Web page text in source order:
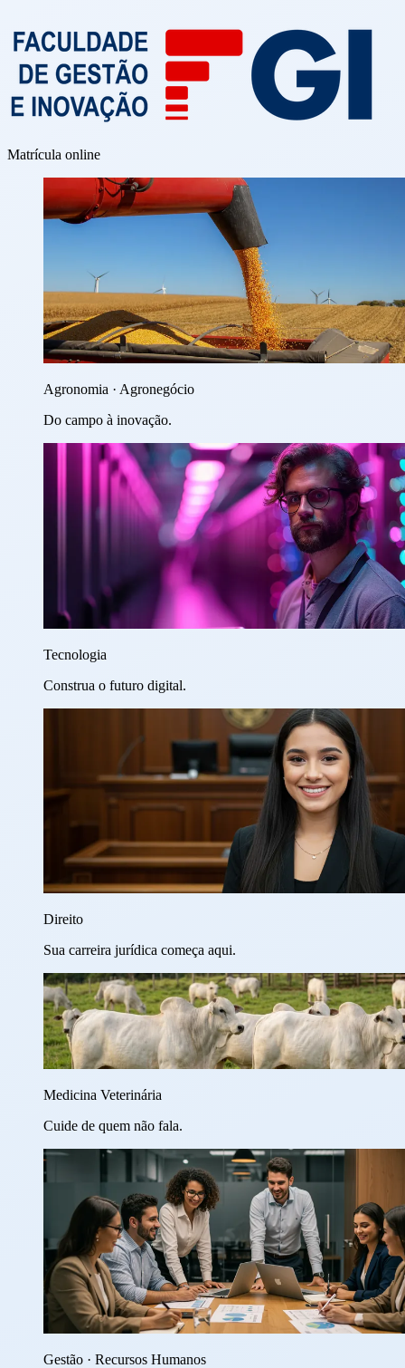
Matrícula online
Agronomia · Agronegócio
Do campo à inovação.
Tecnologia
Construa o futuro digital.
Direito
Sua carreira jurídica começa aqui.
Medicina Veterinária
Cuide de quem não fala.
Gestão · Recursos Humanos